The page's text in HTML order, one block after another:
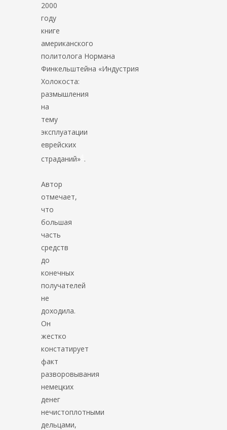
2000
году
книге
американского
политолога Нормана
Финкельштейна «Индустрия
Холокоста:
размышления
на
тему
эксплуатации
еврейских
страданий» .
Автор
отмечает,
что
большая
часть
средств
до
конечных
получателей
не
доходила.
Он
жестко
констатирует
факт
разворовывания
немецких
денег
нечистоплотными
дельцами,